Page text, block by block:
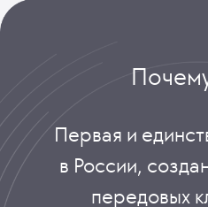
Первая и
в России,
передовых